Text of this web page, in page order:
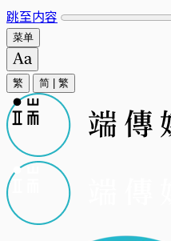
跳至内容
菜单
繁 简 繁